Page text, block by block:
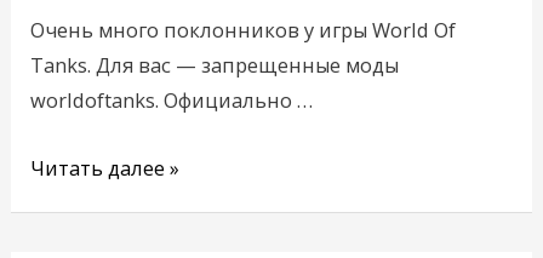
Очень много поклонников у игры World Of
Tanks. Для вас — запрещенные моды
worldoftanks. Официально …
Of
Tanks
Читать далее »